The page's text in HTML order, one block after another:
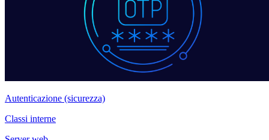
Autenticazione (sicurezza)
Classi interne